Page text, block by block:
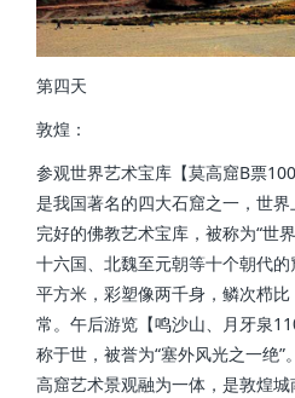
第四天
敦煌：
参观世界艺术宝库【莫高窟B票
是我国著名的四大石窟之一，世
完好的佛教艺术宝库，被称为“世
十六国、北魏至元朝等十个朝代
平方米，彩塑像两千身，鳞次栉
常。午后游览【鸣沙山、月牙泉
称于世，被誉为“塞外风光之一绝
高窟艺术景观融为一体，是敦煌